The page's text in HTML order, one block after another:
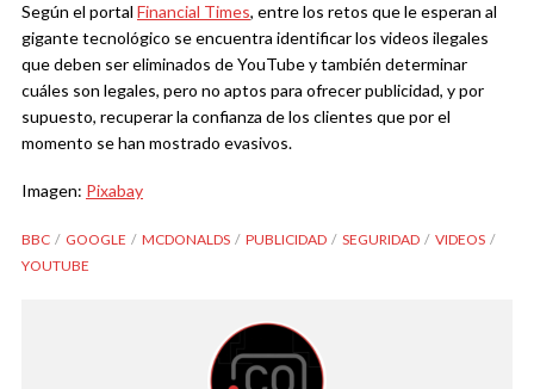
Según el portal Financial Times, entre los retos que le esperan al
gigante tecnológico se encuentra identificar los videos ilegales
que deben ser eliminados de YouTube y también determinar
cuáles son legales, pero no aptos para ofrecer publicidad, y por
supuesto, recuperar la confianza de los clientes que por el
momento se han mostrado evasivos.
Imagen: Pixabay
BBC GOOGLE MCDONALDS PUBLICIDAD SEGURIDAD
VIDEOS
YOUTUBE